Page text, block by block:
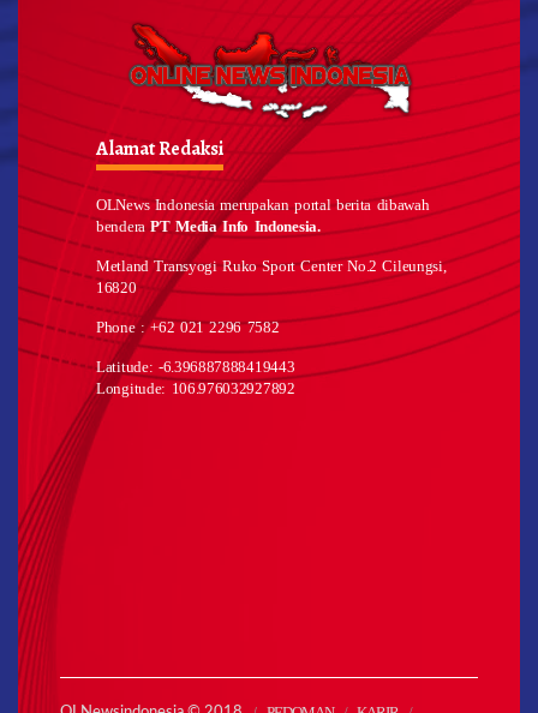
Alamat Redaksi
OLNews Indonesia merupakan portal berita dibawah
benderaPT Media Info Indonesia.
Metland Transyogi Ruko Sport Center No.2 Cileungsi,
16820
Phone : +62 021 2296 7582
Latitude: -6.396887888419443
Longitude: 106.976032927892